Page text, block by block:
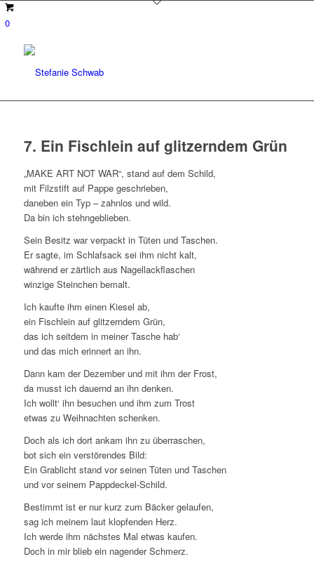
0
7. Ein Fischlein auf glitzerndem Grün
„MAKE ART NOT WAR“, stand auf dem Schild,
mit Filzstift auf Pappe geschrieben,
daneben ein Typ – zahnlos und wild.
Da bin ich stehngeblieben.
Sein Besitz war verpackt in Tüten und Taschen.
Er sagte, im Schlafsack sei ihm nicht kalt,
während er zärtlich aus Nagellackflaschen
winzige Steinchen bemalt.
Ich kaufte ihm einen Kiesel ab,
ein Fischlein auf glitzerndem Grün,
das ich seitdem in meiner Tasche hab‘
und das mich erinnert an ihn.
Dann kam der Dezember und mit ihm der Frost,
da musst ich dauernd an ihn denken.
Ich wollt‘ ihn besuchen und ihm zum Trost
etwas zu Weihnachten schenken.
Doch als ich dort ankam ihn zu überraschen,
bot sich ein verstörendes Bild:
Ein Grablicht stand vor seinen Tüten und Taschen
und vor seinem Pappdeckel-Schild.
Bestimmt ist er nur kurz zum Bäcker gelaufen,
sag ich meinem laut klopfenden Herz.
Ich werde ihm nächstes Mal etwas kaufen.
Doch in mir blieb ein nagender Schmerz.